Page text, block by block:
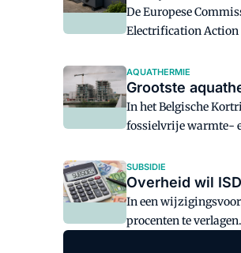
De Europese
Electrification Action
AQUATHERMIE
Grootste
In het Belgische
fossielvrije warmte-
SUBSIDIE
Overheid wil
In een
procenten te